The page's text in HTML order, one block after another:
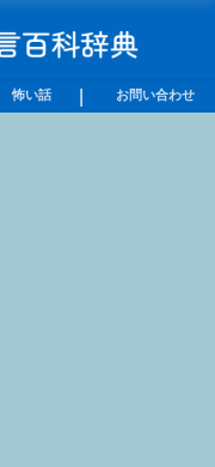
怖い話 お問い合わせ